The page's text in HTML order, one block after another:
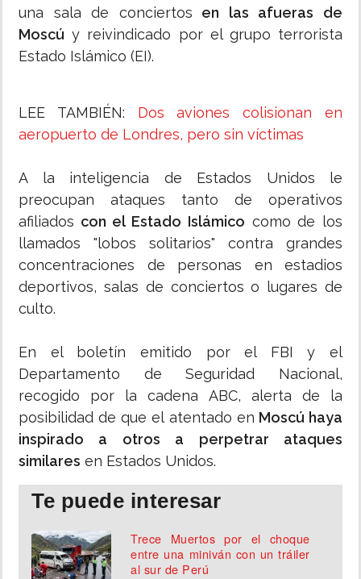
una sala de conciertos en las afueras de
Moscú y reivindicado por el grupo terrorista
Estado Islámico (EI).
LEE TAMBIÉN: Dos aviones colisionan en
aeropuerto de Londres, pero sin víctimas
A la inteligencia de Estados Unidos le
preocupan ataques tanto de operativos
afiliados con el Estado Islámico como de los
llamados "lobos solitarios" contra grandes
concentraciones de personas en estadios
deportivos, salas de conciertos o lugares de
culto.
En el boletín emitido por el FBI y el
Departamento de Seguridad Nacional,
recogido por la cadena ABC, alerta de la
posibilidad de que el atentado en Moscú haya
inspirado a otros a perpetrar ataques
similares en Estados Unidos.
Te puede interesar
Trece Muertos por el choque
entre una miniván con un tráiler
al sur de Perú